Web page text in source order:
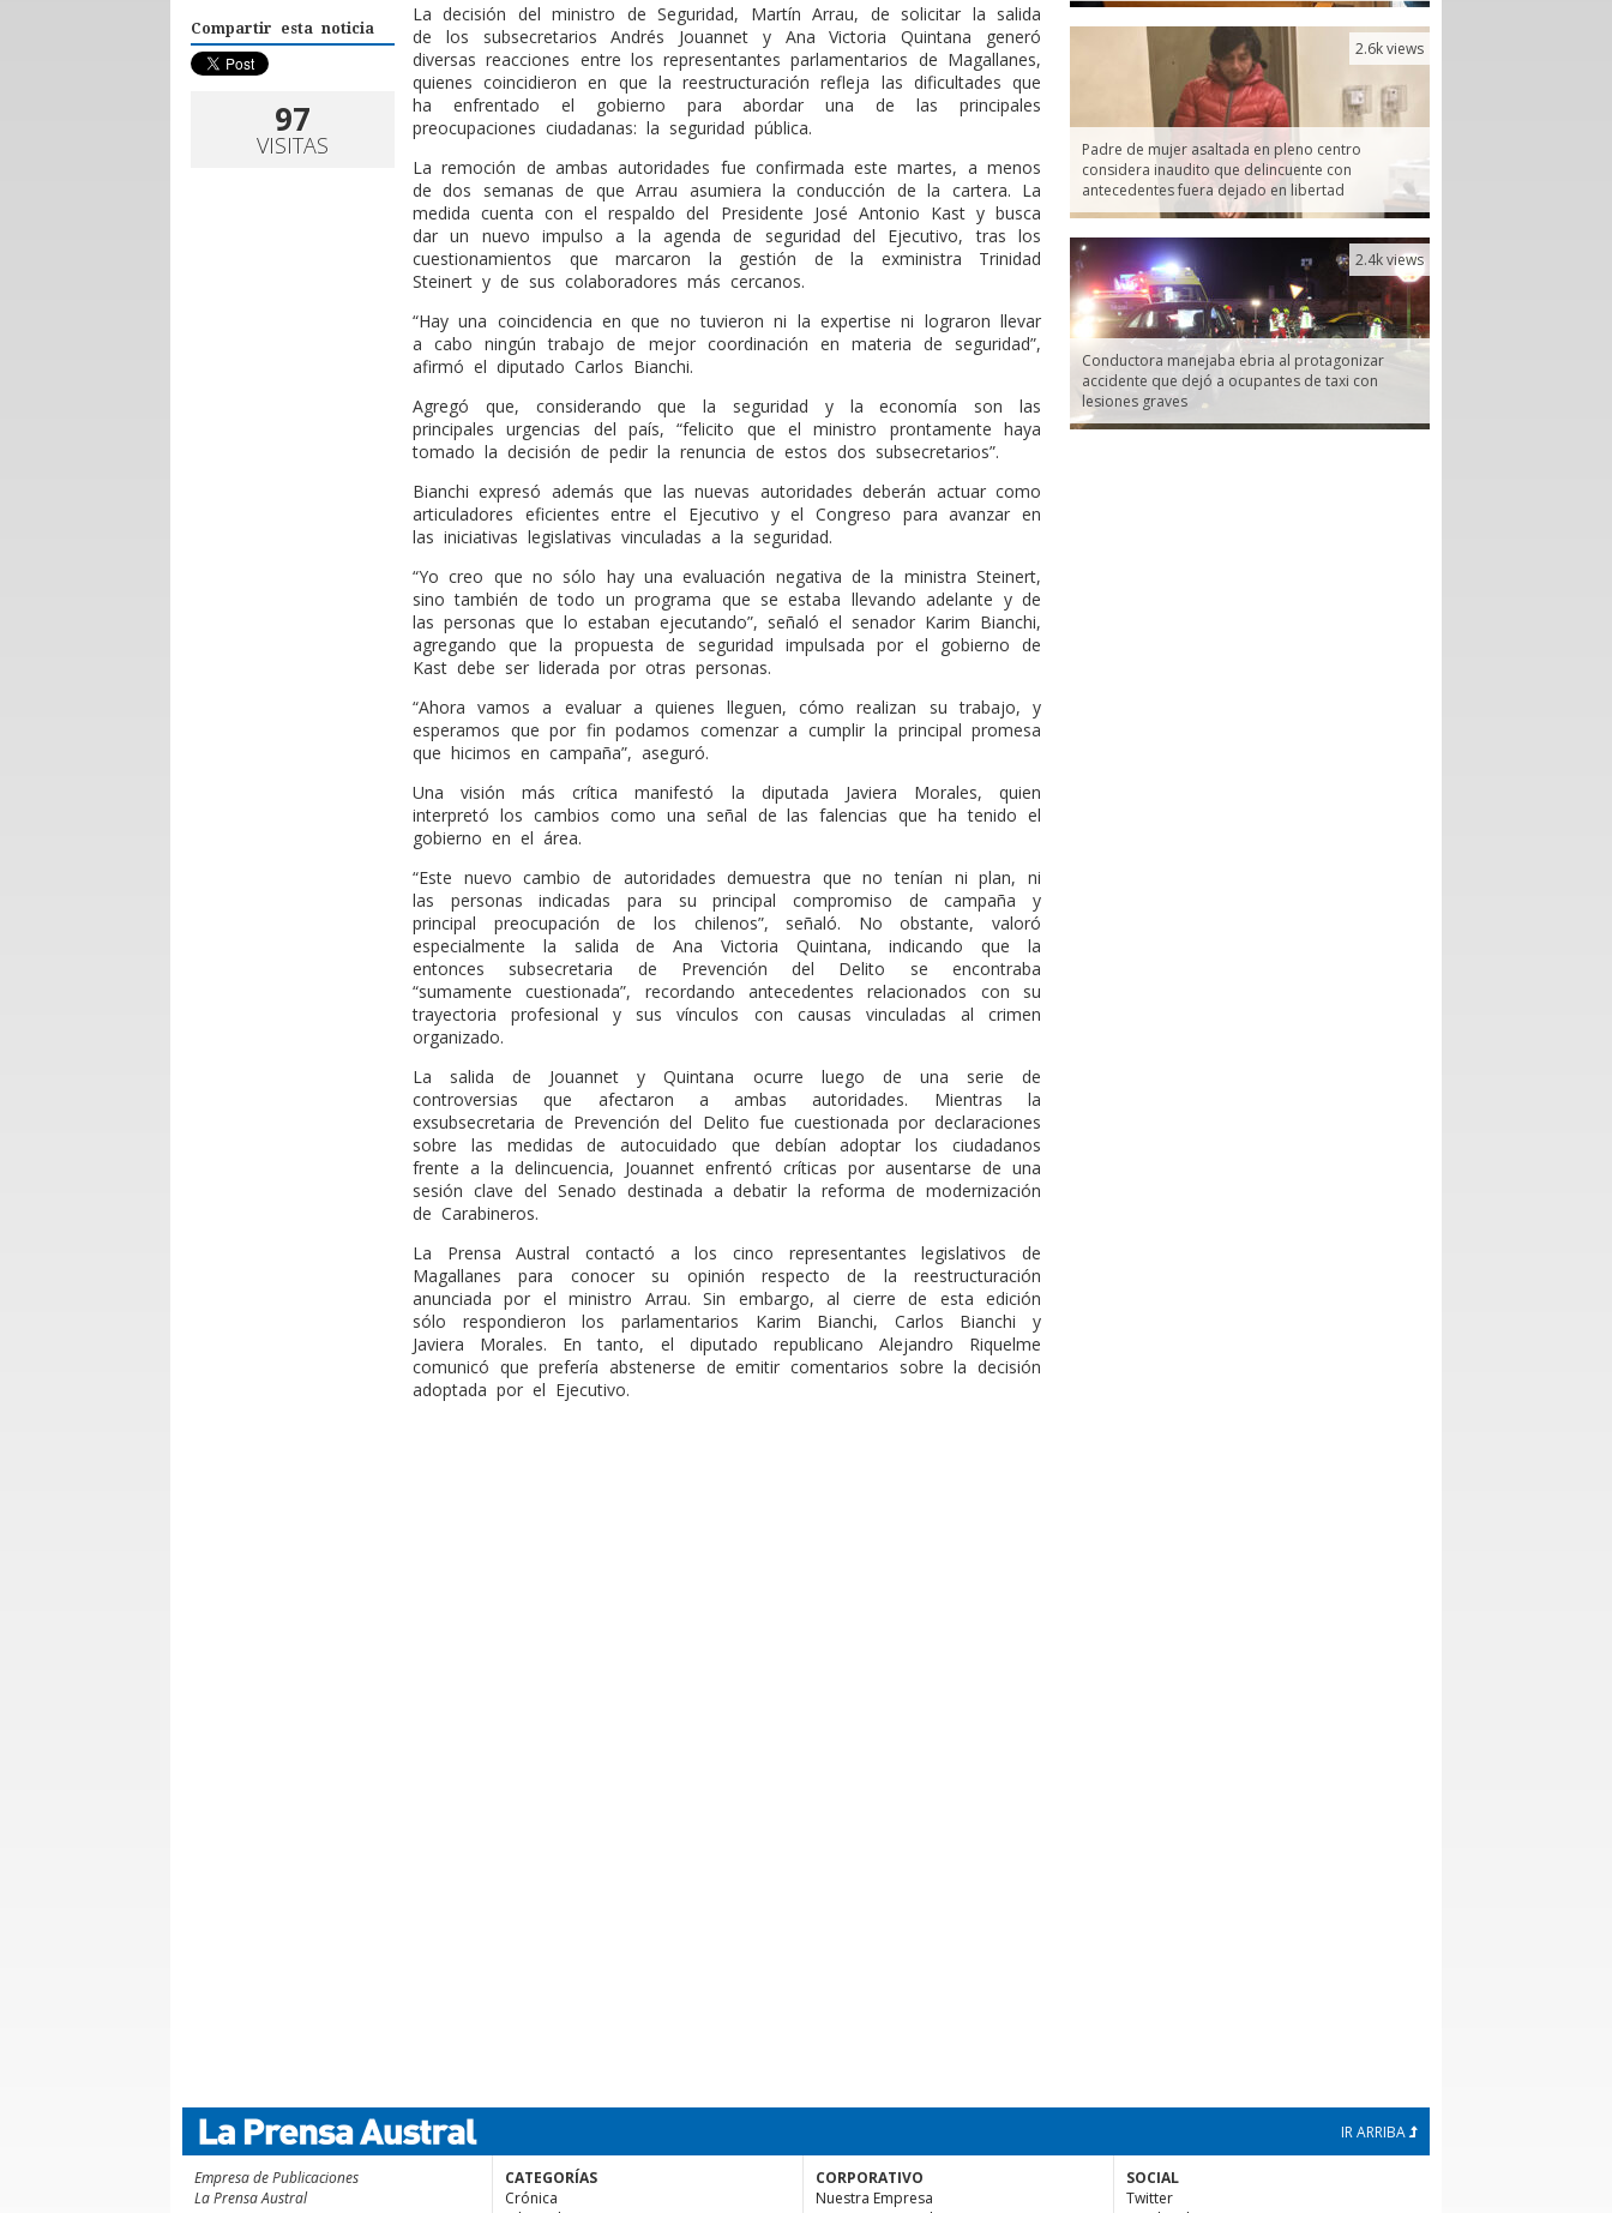
Compartir esta noticia
97
VISITAS
La decisión del ministro de Seguridad, Martín Arrau, de solicitar la salida
de los subsecretarios Andrés Jouannet y Ana Victoria Quintana generó
diversas reacciones entre los representantes parlamentarios de Magallanes,
quienes coincidieron en que la reestructuración refleja las dificultades que
ha enfrentado el gobierno para abordar una de las principales
preocupaciones ciudadanas: la seguridad pública.
La remoción de ambas autoridades fue confirmada este martes, a menos
de dos semanas de que Arrau asumiera la conducción de la cartera. La
medida cuenta con el respaldo del Presidente José Antonio Kast y busca
dar un nuevo impulso a la agenda de seguridad del Ejecutivo, tras los
cuestionamientos que marcaron la gestión de la exministra Trinidad
Steinert y de sus colaboradores más cercanos.
“Hay una coincidencia en que no tuvieron ni la expertise ni lograron llevar
a cabo ningún trabajo de mejor coordinación en materia de seguridad”,
afirmó el diputado Carlos Bianchi.
Agregó que, considerando que la seguridad y la economía son las
principales urgencias del país, “felicito que el ministro prontamente haya
tomado la decisión de pedir la renuncia de estos dos subsecretarios”.
Bianchi expresó además que las nuevas autoridades deberán actuar como
articuladores eficientes entre el Ejecutivo y el Congreso para avanzar en
las iniciativas legislativas vinculadas a la seguridad.
“Yo creo que no sólo hay una evaluación negativa de la ministra Steinert,
sino también de todo un programa que se estaba llevando adelante y de
las personas que lo estaban ejecutando”, señaló el senador Karim Bianchi,
agregando que la propuesta de seguridad impulsada por el gobierno de
Kast debe ser liderada por otras personas.
“Ahora vamos a evaluar a quienes lleguen, cómo realizan su trabajo, y
esperamos que por fin podamos comenzar a cumplir la principal promesa
que hicimos en campaña”, aseguró.
Una visión más crítica manifestó la diputada Javiera Morales, quien
interpretó los cambios como una señal de las falencias que ha tenido el
gobierno en el área.
“Este nuevo cambio de autoridades demuestra que no tenían ni plan, ni
las personas indicadas para su principal compromiso de campaña y
principal preocupación de los chilenos”, señaló. No obstante, valoró
especialmente la salida de Ana Victoria Quintana, indicando que la
entonces subsecretaria de Prevención del Delito se encontraba
“sumamente cuestionada”, recordando antecedentes relacionados con su
trayectoria profesional y sus vínculos con causas vinculadas al crimen
organizado.
La salida de Jouannet y Quintana ocurre luego de una serie de
controversias que afectaron a ambas autoridades. Mientras la
exsubsecretaria de Prevención del Delito fue cuestionada por declaraciones
sobre las medidas de autocuidado que debían adoptar los ciudadanos
frente a la delincuencia, Jouannet enfrentó críticas por ausentarse de una
sesión clave del Senado destinada a debatir la reforma de modernización
de Carabineros.
La Prensa Austral contactó a los cinco representantes legislativos de
Magallanes para conocer su opinión respecto de la reestructuración
anunciada por el ministro Arrau. Sin embargo, al cierre de esta edición
sólo respondieron los parlamentarios Karim Bianchi, Carlos Bianchi y
Javiera Morales. En tanto, el diputado republicano Alejandro Riquelme
comunicó que prefería abstenerse de emitir comentarios sobre la decisión
adoptada por el Ejecutivo.
Padre de mujer asaltada en pleno centro
considera inaudito que delincuente con
antecedentes fuera dejado en libertad
2.6k views
Conductora manejaba ebria al protagonizar
accidente que dejó a ocupantes de taxi con
lesiones graves
2.4k views
IR ARRIBA
Empresa de Publicaciones
La Prensa Austral
CATEGORÍAS
Crónica
CORPORATIVO
Nuestra Empresa
SOCIAL
Twitter